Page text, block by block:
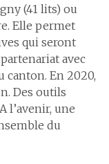
(41 lits) ou
Elle permet
qui seront
avec
canton. En 2020,
Des outils
l’avenir, une
du